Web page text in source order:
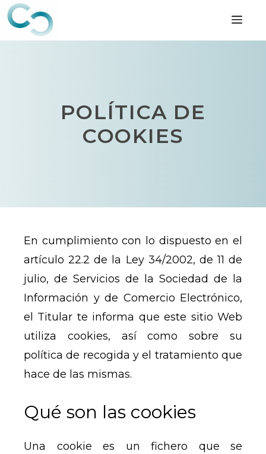
Saltar
POLÍTICA DE
COOKIES
En cumplimiento con lo dispuesto en el
artículo 22.2 de la Ley 34/2002, de 11 de
julio, de Servicios de la Sociedad de la
Información y de Comercio Electrónico,
el Titular te informa que este sitio Web
utiliza cookies, así como sobre su
política de recogida y el tratamiento que
hace de las mismas.
Qué son las cookies
Una cookie es un fichero que se